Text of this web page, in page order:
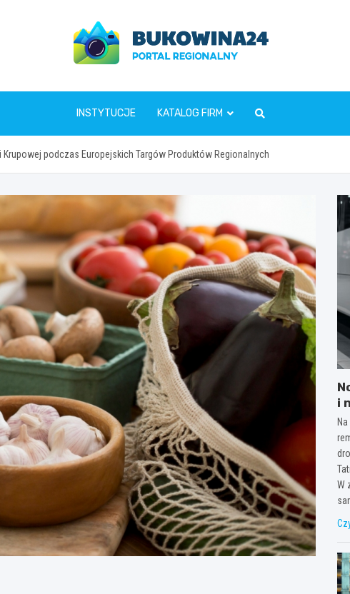
www.bukowina24.pl
INSTYTUCJE KATALOG FIRM
podczas Europejskich Targów Produktów Regionalnych
i
W